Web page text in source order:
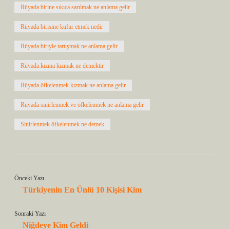
Rüyada birine sıkıca sarılmak ne anlama gelir
Rüyada birisine kufur etmek nedir
Rüyada biriyle tartışmak ne anlama gelir
Rüyada kızına kızmak ne demektir
Rüyada öfkelenmek kızmak ne anlama gelir
Rüyada sinirlenmek ve öfkelenmek ne anlama gelir
Sinirlenmek öfkelenmek ne demek
Önceki Yazı
Türkiyenin En Ünlü 10 Kişisi Kim
Sonraki Yazı
Niğdeye Kim Geldi